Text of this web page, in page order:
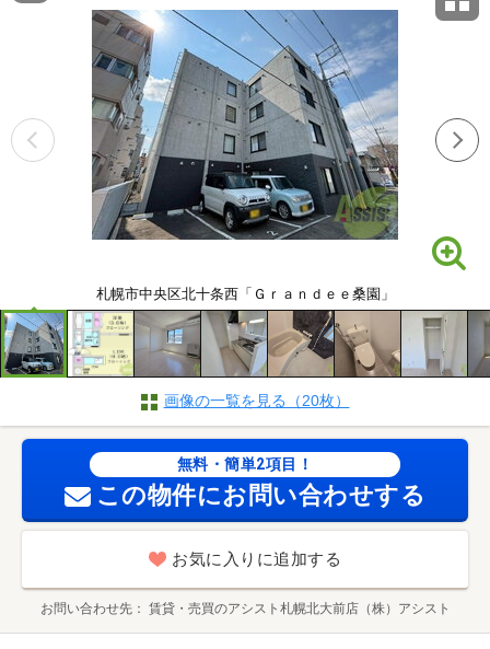
札幌市中央区北十条西「Ｇｒａｎｄｅｅ桑園」
画像の一覧を見る（20枚）
無料・簡単2項目！
この物件にお問い合わせする
お気に入りに追加する
お問い合わせ先 賃貸・売買のアシスト札幌北大前店（株）アシスト